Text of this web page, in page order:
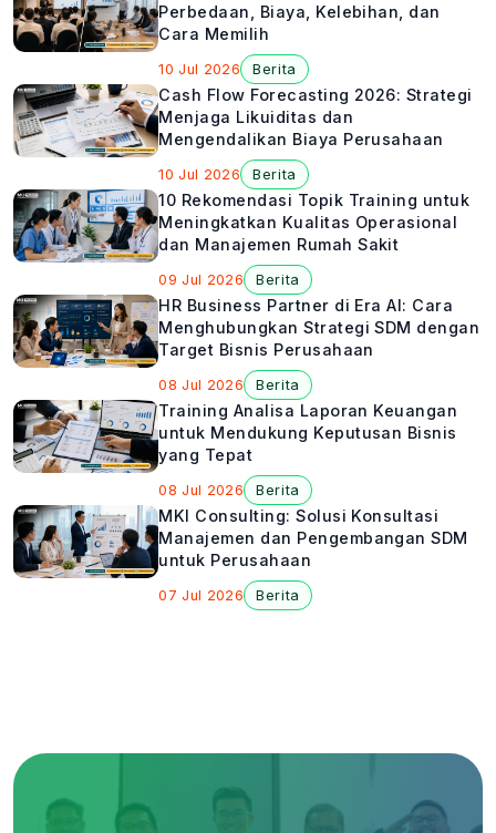
Perbedaan, Biaya, Kelebihan, dan
Cara Memilih
10 Jul 2026 Berita
Cash Flow Forecasting 2026: Strategi
Menjaga Likuiditas dan
Mengendalikan Biaya Perusahaan
10 Jul 2026 Berita
10 Rekomendasi Topik Training untuk
Meningkatkan Kualitas Operasional
dan Manajemen Rumah Sakit
09 Jul 2026 Berita
HR Business Partner di Era AI: Cara
Menghubungkan Strategi SDM dengan
Target Bisnis Perusahaan
08 Jul 2026 Berita
Training Analisa Laporan Keuangan
untuk Mendukung Keputusan Bisnis
yang Tepat
08 Jul 2026 Berita
MKI Consulting: Solusi Konsultasi
Manajemen dan Pengembangan SDM
untuk Perusahaan
07 Jul 2026 Berita